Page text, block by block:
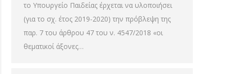
το Υπουργείο Παιδείας έρχεται να υλοποιήσει
(για το σχ. έτος 2019-2020) την πρόβλεψη της
παρ. 7 του άρθρου 47 του ν. 4547/2018 «οι
θεματικοί άξονες…